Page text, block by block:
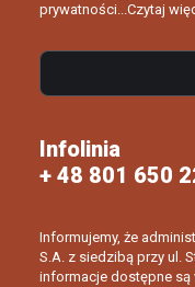
prywatności...Czytaj
Infolinia
+ 48 801 650
Informujemy, że
S.A. z siedzibą przy ul.
informacje dostępne są